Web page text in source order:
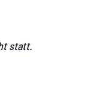
statt.